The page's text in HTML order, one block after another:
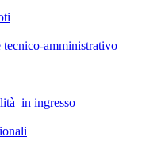
amministrativo
in ingresso